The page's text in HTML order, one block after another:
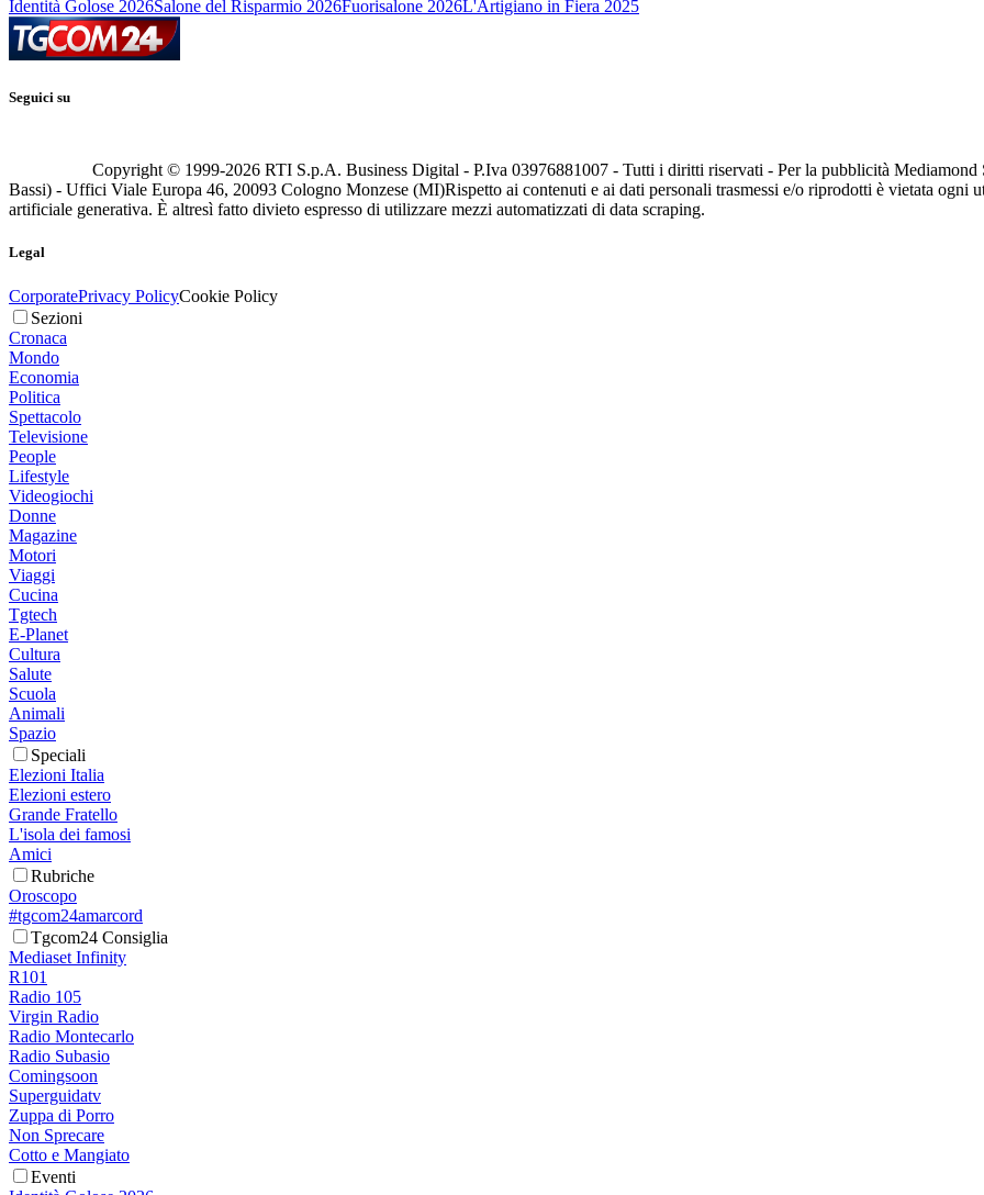
Identità Golose 2026Salone del Risparmio 2026Fuorisalone 2026L'Artigiano in Fiera 2025
Seguici su
Copyright © 1999-2026 RTI S.p.A. Business Digital - P.Iva 03976881007 - Tutti i diritti riservati - Per la pubblicità
Bassi) - Uffici Viale Europa 46, 20093 Cologno Monzese (MI)Rispetto ai contenuti e ai dati personali trasmessi e/o riprodotti è vietata ogni
artificiale generativa. È altresì fatto divieto espresso di utilizzare mezzi automatizzati di data scraping.
Legal
CorporatePrivacy PolicyCookie Policy
Sezioni
Cronaca
Mondo
Economia
Politica
Spettacolo
Televisione
People
Lifestyle
Videogiochi
Donne
Magazine
Motori
Viaggi
Cucina
Tgtech
E-Planet
Cultura
Salute
Scuola
Animali
Spazio
Speciali
Elezioni Italia
Elezioni estero
Grande Fratello
L'isola dei famosi
Amici
Rubriche
Oroscopo
#tgcom24amarcord
Tgcom24 Consiglia
Mediaset Infinity
R101
Radio 105
Virgin Radio
Radio Montecarlo
Radio Subasio
Comingsoon
Superguidatv
Zuppa di Porro
Non Sprecare
Cotto e Mangiato
Eventi